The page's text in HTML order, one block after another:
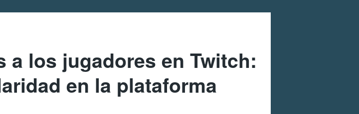
a los jugadores en Twitch:
en la plataforma